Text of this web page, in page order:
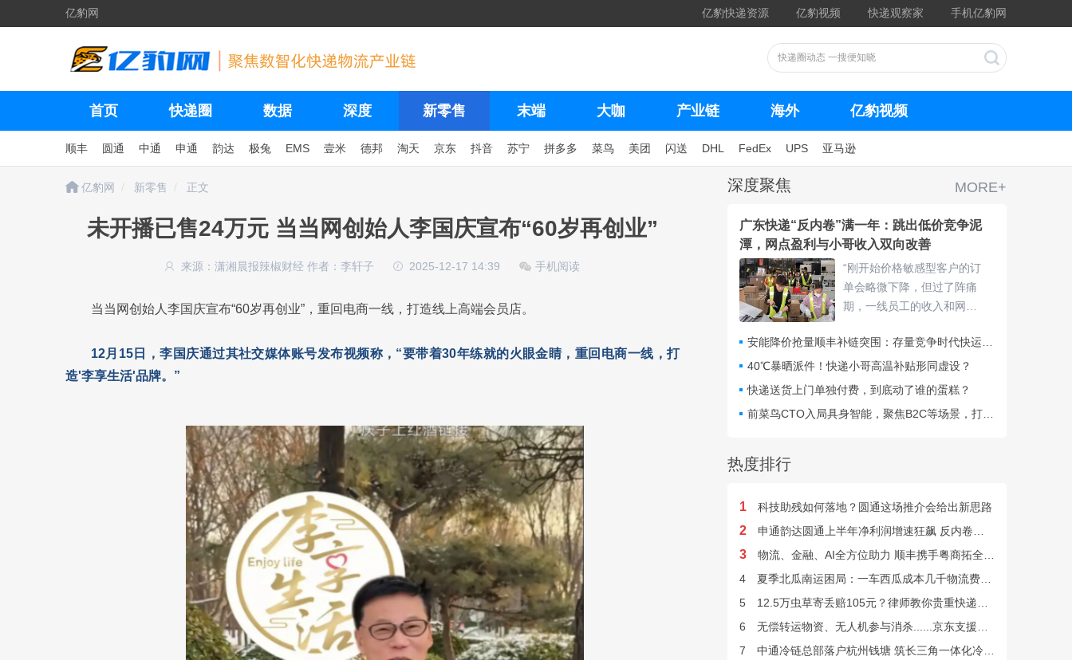
亿豹网 亿豹快递资源 亿豹视频 快递观察家 手机亿豹网
首页 快递圈 数据 深度 新零售 末端 大咖 产业链 海外 亿豹视频
顺丰 圆通 中通 申通 韵达 极兔 EMS 壹米 德邦 淘天 京东 抖音 苏宁 拼多多 菜鸟 美团 闪送 DHL FedEx UPS 亚马逊
亿豹网 新零售 正文
未开播已售24万元 当当网创始人李国庆宣布“60岁再创业”
来源：潇湘晨报辣椒财经 作者：李轩子 2025-12-17 14:39 手机阅读
当当网创始人李国庆宣布“60岁再创业”，重回电商一线，打造线上高端会员店。
12月15日，李国庆通过其社交媒体账号发布视频称，“要带着30年练就的火眼金睛，重回电商一线，打
造'李享生活'品牌。”
MORE+
深度聚焦
广东快递“反内卷”满一年：跳出低价竞争泥
潭，网点盈利与小哥收入双向改善
“刚开始价格敏感型客户的订
单会略微下降，但过了阵痛
期，一线员工的收入和网点
快递公司区域负责人这番
话，道出了广东快递行业过
去一年来的变化。
40℃暴晒派件！快递小哥高温补贴形同虚设？
快递送货上门单独付费，到底动了谁的蛋糕？
热度排行
1 科技助残如何落地？圆通这场推介会给出新思路
2 申通韵达圆通上半年净利润增速狂飙 反内卷效果显现
3
物流、金融、AI全方位助力 顺丰携手粤商拓全球市场
4
夏季北瓜南运困局：一车西瓜成本几千物流费上万谁来解？
5
12.5万虫草寄丢赔105元？律师教你贵重快递丢失如何维权
6
无偿转运物资、无人机参与消杀......京东支援广西灾后重建
7
中通冷链总部落户杭州钱塘 筑长三角一体化冷链中枢基地